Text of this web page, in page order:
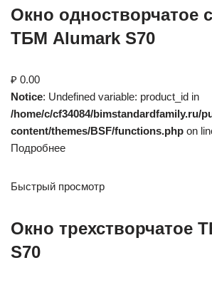
Окно одностворчатое
ТБМ Alumark S70
₽ 0.00
Notice: Undefined variable: product_id in
/home/c/cf34084/bimstandardfamily.ru/
content/themes/BSF/functions.php on
Подробнее
Быстрый просмотр
Окно трехстворчатое
S70